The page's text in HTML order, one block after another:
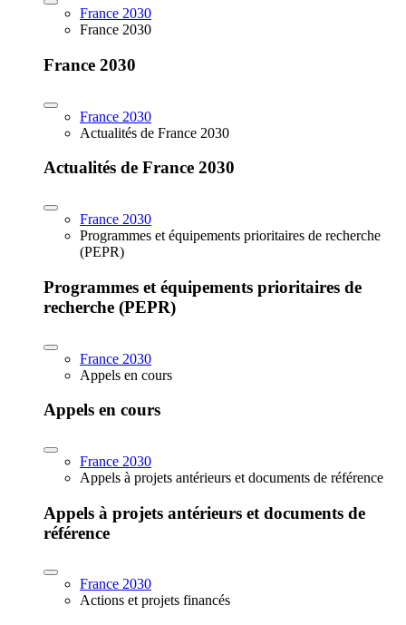
France 2030
France 2030
France 2030
France 2030
Actualités de France 2030
Actualités de France 2030
France 2030
Programmes et équipements prioritaires de recherche
(PEPR)
Programmes et équipements prioritaires de
recherche (PEPR)
France 2030
Appels en cours
Appels en cours
France 2030
Appels à projets antérieurs et documents de référence
Appels à projets antérieurs et documents de
référence
France 2030
Actions et projets financés